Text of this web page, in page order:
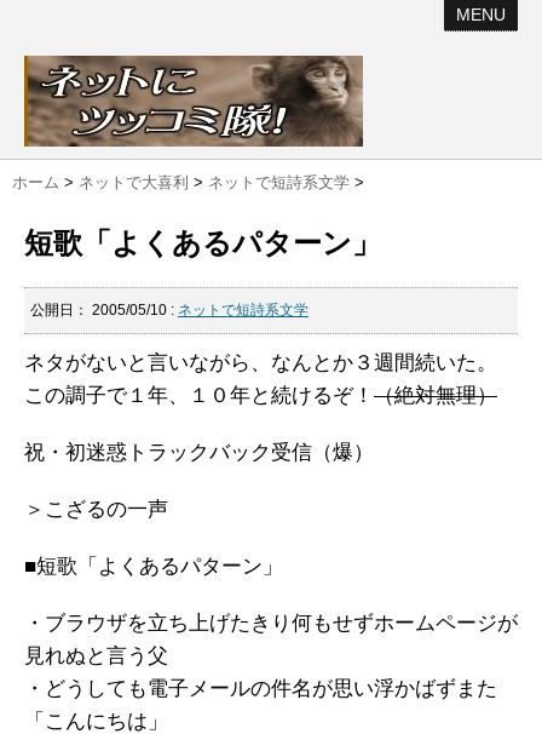
MENU
ホーム > ネットで大喜利 > ネットで短詩系文学 >
短歌「よくあるパターン」
公開日： 2005/05/10 : ネットで短詩系文学
ネタがないと言いながら、なんとか３週間続いた。
この調子で１年、１０年と続けるぞ！ （絶対無理）
祝・初迷惑トラックバック受信（爆）
＞こざるの一声
■短歌「よくあるパターン」
・ブラウザを立ち上げたきり何もせずホームページが
見れぬと言う父
・どうしても電子メールの件名が思い浮かばずまた
「こんにちは」